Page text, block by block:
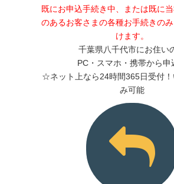
既にお申込手続き中、または既に
のあるお客さまの各種お手続きの
けます。
千葉県八千代市にお住い
PC・スマホ・携帯から申
☆ネット上なら24時間365日受付！
み可能